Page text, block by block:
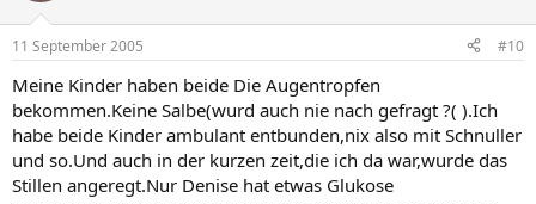
11 September 2005 #10
Meine Kinder haben beide Die Augentropfen
bekommen.Keine Salbe(wurd auch nie nach gefragt ?( ).Ich
habe beide Kinder ambulant entbunden,nix also mit Schnuller
und so.Und auch in der kurzen zeit,die ich da war,wurde das
Stillen angeregt.Nur Denise hat etwas Glukose